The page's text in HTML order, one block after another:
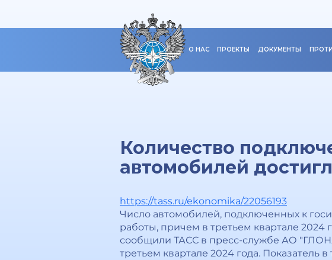
О НАС ПРОЕКТЫ ДОКУМЕНТЫ
Количество
автомобилей
https://tass.ru/ekonomika/22056193
Число автомобилей, подключенных к
работы, причем в третьем квартале
сообщили ТАСС в пресс-службе АО
третьем квартале 2024 года.